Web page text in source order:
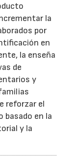
la
por
en
la enseña
de
y
reforzar el
basado en la
y la